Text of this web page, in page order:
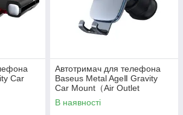
Car
Автотримач для телефона
Baseus Metal AgeⅡ Gravity
Car Mount（Air Outlet
Version）Dark Grey
В наявності